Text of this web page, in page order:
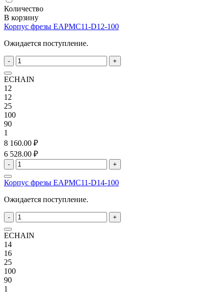
Количество
В корзину
Корпус фрезы EAPMC11-D12-100
Ожидается поступление.
- +
ECHAIN
12
12
25
100
90
1
8 160.00 ₽
6 528.00 ₽
- +
Корпус фрезы EAPMC11-D14-100
Ожидается поступление.
- +
ECHAIN
14
16
25
100
90
1